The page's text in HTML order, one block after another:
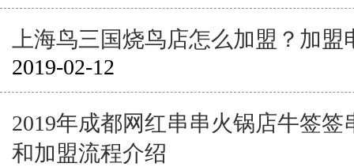
上海鸟三国烧鸟店怎么加盟？加盟
2019-02-12
2019年成都网红串串火锅店牛签签
和加盟流程介绍